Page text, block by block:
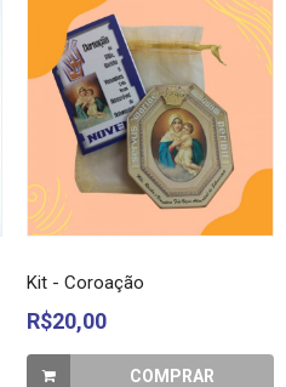
Kit - Coroação
R$20,00
COMPRAR